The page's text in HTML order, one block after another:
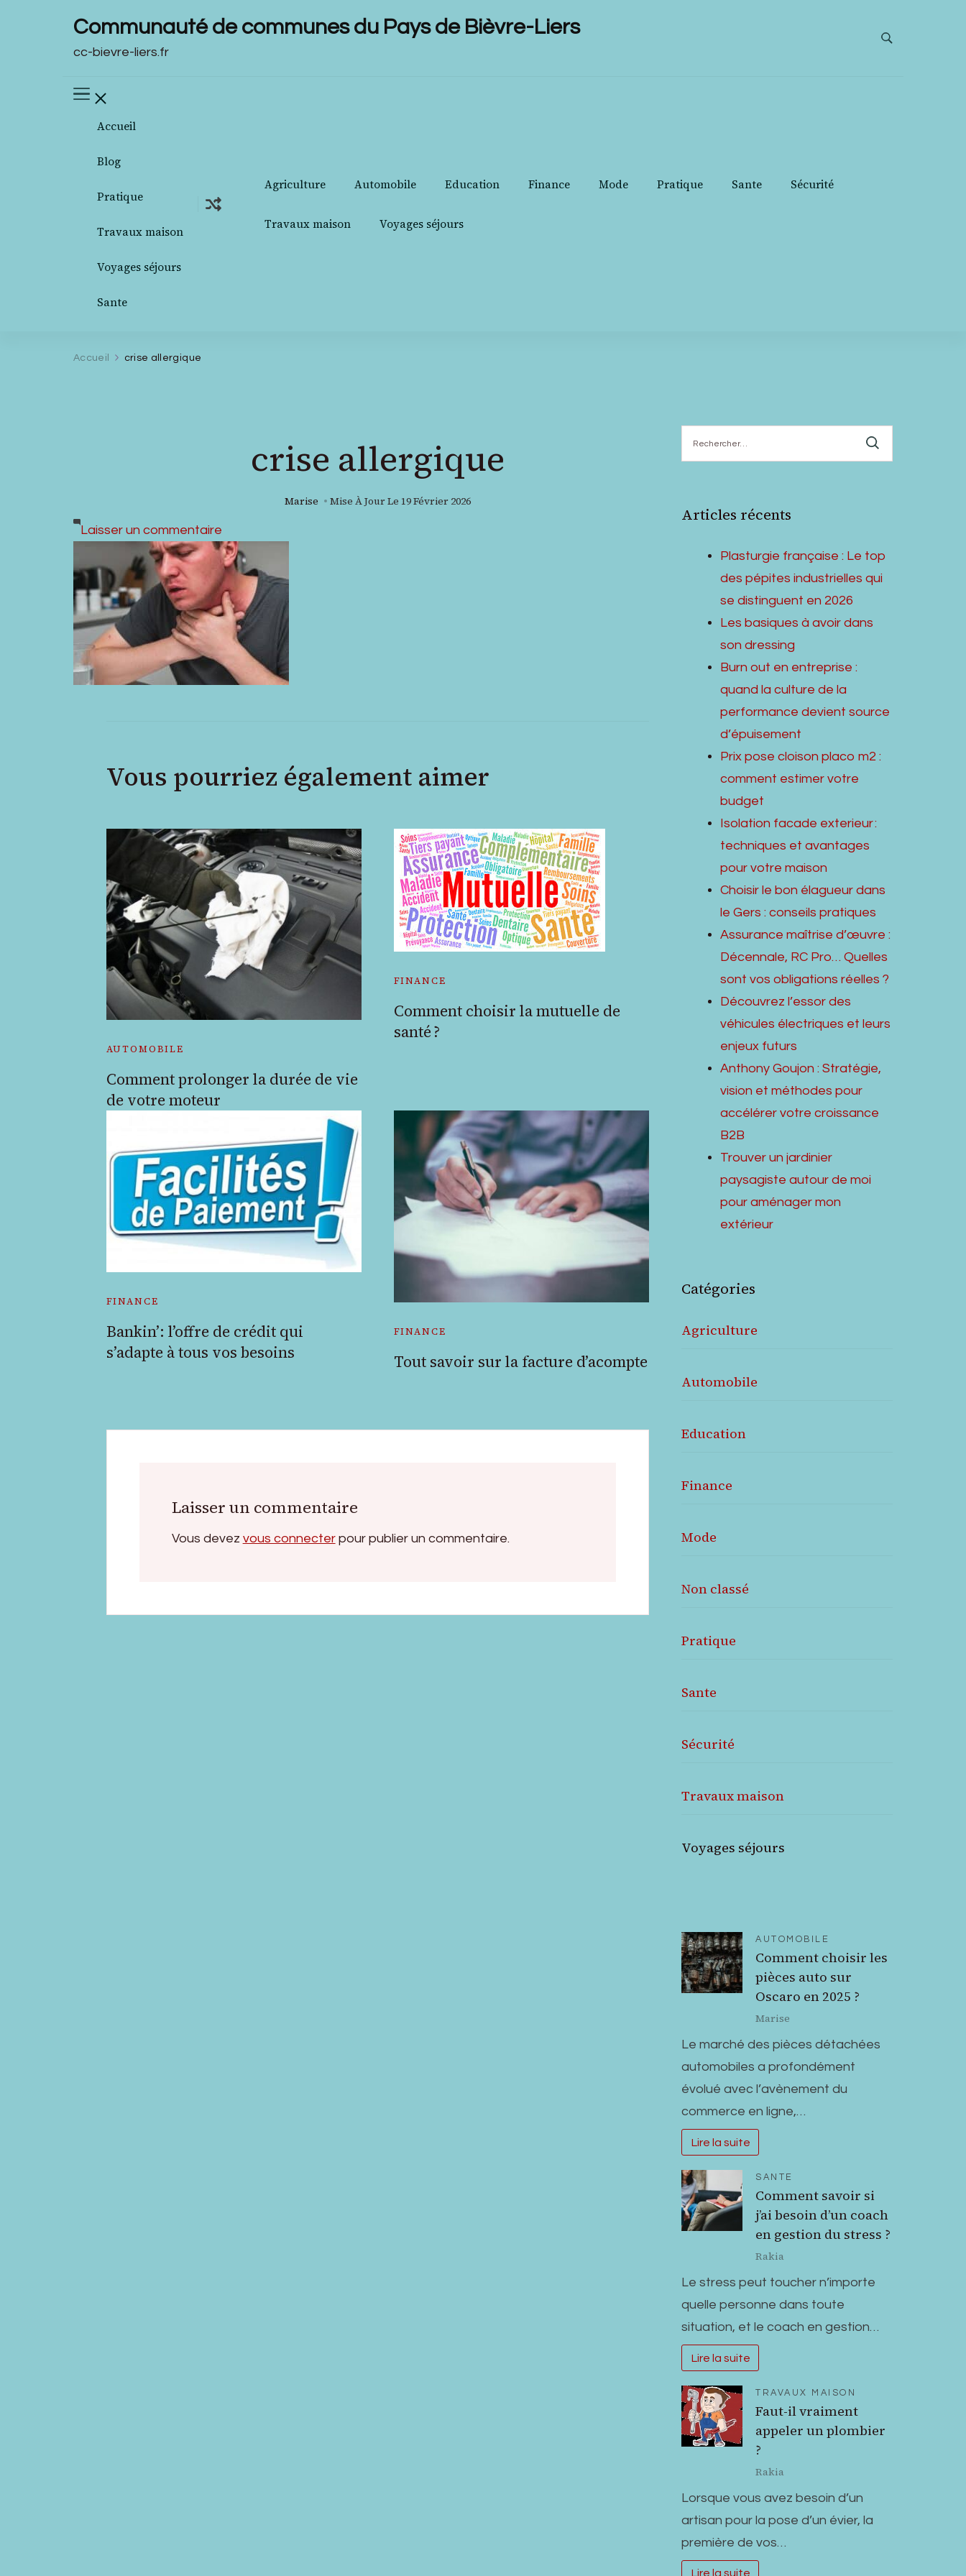
Communauté de communes du Pays de Bièvre-Liers
cc-bievre-liers.fr
Accueil
Blog
Pratique
Travaux maison
Voyages séjours
Sante
Agriculture Automobile Education Finance Mode Pratique Sante Sécurité
Travaux maison Voyages séjours
Accueil crise allergique
crise allergique
Marise Mise À Jour Le 19 Février 2026
Laisser un commentaire
crise
allergique
Vous pourriez également aimer
AUTOMOBILE
Comment prolonger la durée de vie
de votre moteur
FINANCE
Comment choisir la mutuelle de
santé ?
FINANCE
Bankin’: l’offre de crédit qui
s’adapte à tous vos besoins
FINANCE
Tout savoir sur la facture d’acompte
Laisser un commentaire
Vous devez vous connecterpour publier un commentaire.
Articles récents
Plasturgie française : Le top
des pépites industrielles qui
se distinguent en 2026
Les basiques à avoir dans
son dressing
Burn out en entreprise :
quand la culture de la
performance devient source
d’épuisement
Prix pose cloison placo m2 :
comment estimer votre
budget
Isolation facade exterieur :
techniques et avantages
pour votre maison
Choisir le bon élagueur dans
le Gers : conseils pratiques
Assurance maîtrise d’œuvre :
Décennale, RC Pro… Quelles
sont vos obligations réelles ?
Découvrez l’essor des
véhicules électriques et leurs
enjeux futurs
Anthony Goujon : Stratégie,
vision et méthodes pour
accélérer votre croissance
B2B
Trouver un jardinier
paysagiste autour de moi
pour aménager mon
extérieur
Catégories
Agriculture
Automobile
Education
Finance
Mode
Non classé
Pratique
Sante
Sécurité
Travaux maison
Voyages séjours
AUTOMOBILE
Comment choisir les
pièces auto sur
Oscaro en 2025 ?
Marise
Le marché des pièces détachées
automobiles a profondément
évolué avec l’avènement du
commerce en ligne,…
Lire la suite
SANTE
Comment savoir si
j’ai besoin d’un coach
en gestion du stress ?
Rakia
Le stress peut toucher n’importe
quelle personne dans toute
situation, et le coach en gestion…
Lire la suite
TRAVAUX MAISON
Faut-il vraiment
appeler un plombier
?
Rakia
Lorsque vous avez besoin d’un
artisan pour la pose d’un évier, la
première de vos…
Lire la suite